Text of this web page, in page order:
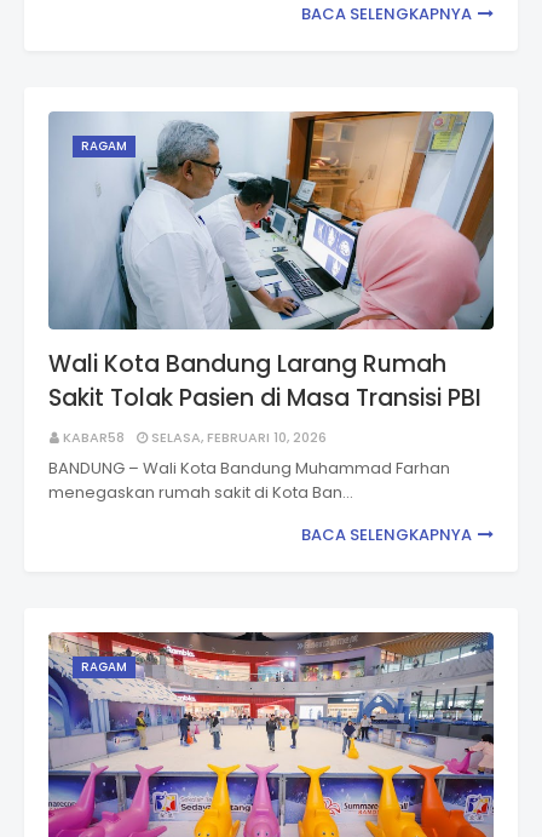
BACA SELENGKAPNYA
RAGAM
Wali Kota Bandung Larang Rumah
Sakit Tolak Pasien di Masa Transisi PBI
KABAR58 SELASA, FEBRUARI 10, 2026
BANDUNG – Wali Kota Bandung Muhammad Farhan
menegaskan rumah sakit di Kota Ban…
BACA SELENGKAPNYA
RAGAM